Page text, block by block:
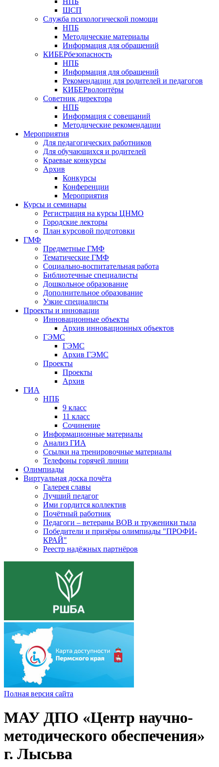
ШСП
Служба психологической помощи
НПБ
Методические материалы
Информация для обращений
КИБЕРбезопасность
НПБ
Информация для обращений
Рекомендации для родителей и педагогов
КИБЕРволонтёры
Советник директора
НПБ
Информация с совещаний
Методические рекомендации
Мероприятия
Для педагогических работников
Для обучающихся и родителей
Краевые конкурсы
Архив
Конкурсы
Конференции
Мероприятия
Курсы и семинары
Регистрация на курсы ЦНМО
Городские лекторы
План курсовой подготовки
ГМФ
Предметные ГМФ
Тематические ГМФ
Социально-воспитательная работа
Библиотечные специалисты
Дошкольное образование
Дополнительное образование
Узкие специалисты
Проекты и инновации
Инновационные объекты
Архив инновационных объектов
ГЭМС
ГЭМС
Архив ГЭМС
Проекты
Проекты
Архив
ГИА
НПБ
9 класс
11 класс
Сочинение
Информационные материалы
Анализ ГИА
Ссылки на тренировочные материалы
Телефоны горячей линии
Олимпиады
Виртуальная доска почёта
Галерея славы
Лучший педагог
Ими гордится коллектив
Почётный работник
Педагоги – ветераны ВОВ и труженики тыла
Победители и призёры олимпиады "ПРОФИ-
КРАЙ"
Реестр надёжных партнёров
Полная версия сайта
МАУ ДПО «Центр научно-
методического обеспечения»
г. Лысьва